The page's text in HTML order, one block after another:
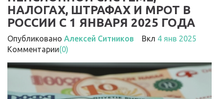
НАЛОГАХ, ШТРАФАХ И МРОТ В
РОССИИ С 1 ЯНВАРЯ 2025 ГОДА
Опубликовано Алексей Ситников Вкл 4 янв 2025
Комментарии(0)